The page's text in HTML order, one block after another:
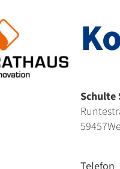
Schulte
59457